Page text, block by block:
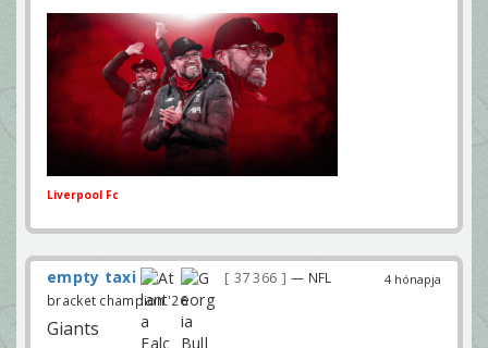
Liverpool Fc
4 hónapja
empty taxi 37 366
— NFL
bracket champion '26
Giants